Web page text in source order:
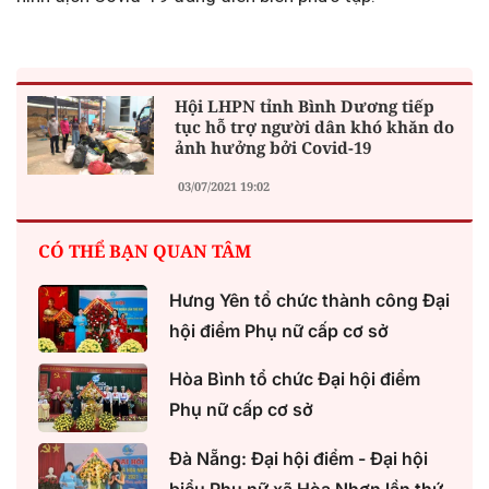
Hội LHPN tỉnh Bình Dương tiếp
tục hỗ trợ người dân khó khăn do
ảnh hưởng bởi Covid-19
03/07/2021 19:02
CÓ THỂ BẠN QUAN TÂM
Hưng Yên tổ chức thành công Đại
hội điểm Phụ nữ cấp cơ sở
Hòa Bình tổ chức Đại hội điểm
Phụ nữ cấp cơ sở
Đà Nẵng: Đại hội điểm - Đại hội